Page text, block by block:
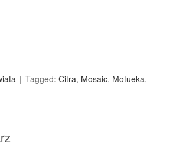
Tagged:Citra, Mosaic, Motueka,